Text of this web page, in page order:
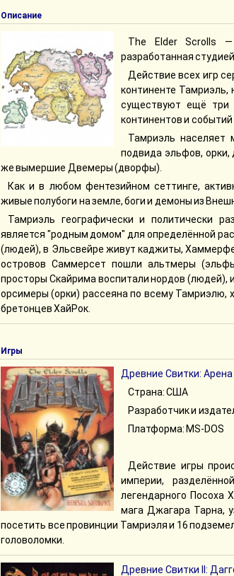
Описание
The Elder Scrolls —
разработанная
Действие всех игр
континенте
существуют ещё три
континентов и событий
Тамриэль населяет
подвида эльфов,
же вымершие Двемеры (дворфы).
Как и в любом фентезийном сеттинге,
живые полубоги на земле, боги и демоны из
Тамриэль географически и политически
является "родным домом" для определённой
(людей), в Эльсвейре живут каджиты,
островов Саммерсет пошли альтмеры
просторы Скайрима воспитали нордов (людей),
орсимеры (орки) рассеяна по всему Тамриэлю,
бретонцев ХайРок.
Игры
Древние Свитки: Арена
Страна: США
Разработчик и
Платформа: MS-DOS
Действие игры
империи,
легендарного Посоха
мага Джагара Тарна,
посетить все провинции Тамриэля и 16
головоломки.
Древние Свитки II: